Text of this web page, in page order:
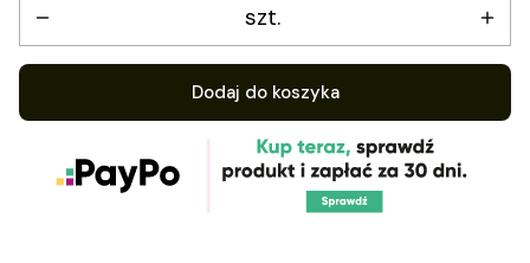
szt.
Dodaj do koszyka